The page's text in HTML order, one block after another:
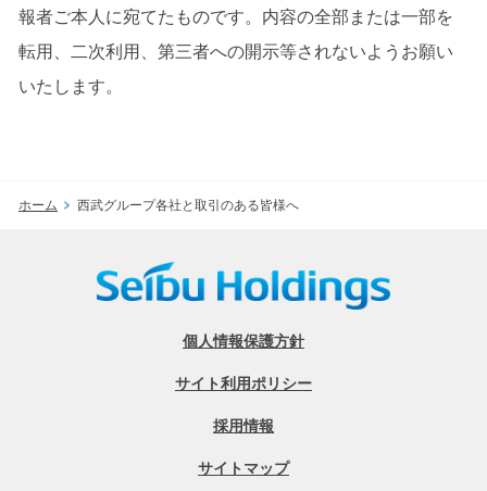
報者ご本人に宛てたものです。内容の全部または一部を
転用、二次利用、第三者への開示等されないようお願い
いたします。
ホーム 西武グループ各社と取引のある皆様へ
個人情報保護方針
サイト利用ポリシー
採用情報
サイトマップ